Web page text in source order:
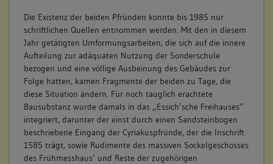
Die Existenz der beiden Pfründen konnte bis 1985 nur
schriftlichen Quellen entnommen werden. Mit den in diesem
Jahr getätigten Umformungsarbeiten, die sich auf die innere
Aufteilung zur adäquaten Nutzung der Sonderschule
bezogen und eine völlige Ausbeinung des Gebäudes zur
Folge hatten, kamen Fragmente der beiden zu Tage, die
diese Situation ändern. Für noch tauglich erachtete
Bausubstanz wurde damals in das „Essich’sche Freihauses“
integriert, darunter der einst durch einen Sandsteinbogen
beschriebene Eingang der Cyriakuspfründe, der die Inschrift
1585 trägt, sowie Rudimente des massiven Sockelgeschosses
des Frühmesshaus’ und Reste der zugehörigen